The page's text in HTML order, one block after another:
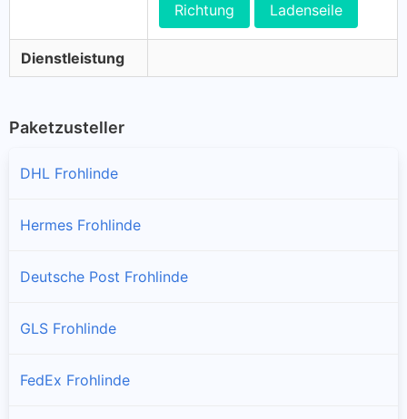
Richtung Ladenseile
Dienstleistung
Paketzusteller
DHL Frohlinde
Hermes Frohlinde
Deutsche Post Frohlinde
GLS Frohlinde
FedEx Frohlinde